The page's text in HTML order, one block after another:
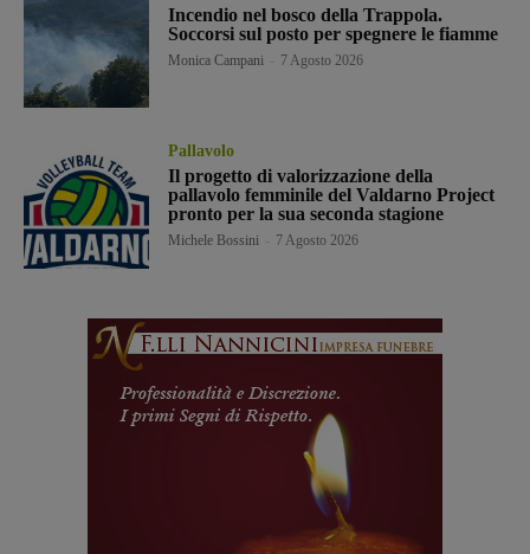
Incendio nel bosco della Trappola.
Soccorsi sul posto per spegnere le fiamme
Monica Campani 7 Agosto 2026
Pallavolo
Il progetto di valorizzazione della
pallavolo femminile del Valdarno Project
pronto per la sua seconda stagione
Michele Bossini 7 Agosto 2026